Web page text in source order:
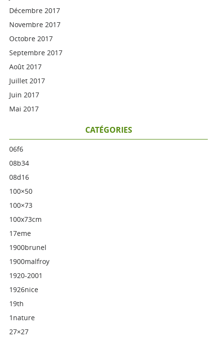
Décembre 2017
Novembre 2017
Octobre 2017
Septembre 2017
Août 2017
Juillet 2017
Juin 2017
Mai 2017
CATÉGORIES
06f6
08b34
08d16
100×50
100×73
100x73cm
17eme
1900brunel
1900malfroy
1920-2001
1926nice
19th
1nature
27×27